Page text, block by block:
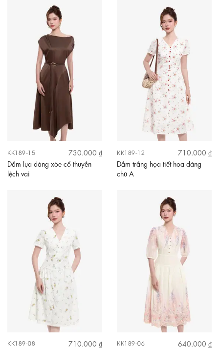
KK189-15
730.000 ₫
Đầm lụa dáng xòe cổ thuyền
lệch vai
KK189-12
710.000 ₫
Đầm trắng họa tiết hoa dáng
chữ A
KK189-08
710.000 ₫
KK189-06
640.000 ₫